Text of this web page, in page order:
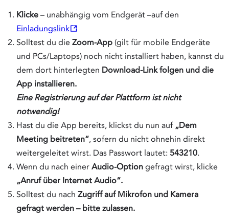
Klicke – unabhängig vom Endgerät –auf den
Einladungslink
Opens
in
new
tab
Solltest du die Zoom-App (gilt für mobile Endgeräte
und PCs/Laptops) noch nicht installiert haben, kannst du
dem dort hinterlegten Download-Link folgen und die
App installieren.
Eine Registrierung auf der Plattform ist nicht
notwendig!
Hast du die App bereits, klickst du nun auf „Dem
Meeting beitreten“, sofern du nicht ohnehin direkt
weitergeleitet wirst. Das Passwort lautet: 543210.
Wenn du nach einer Audio-Option gefragt wirst, klicke
„Anruf über Internet Audio“.
Solltest du nach Zugriff auf Mikrofon und Kamera
gefragt werden – bitte zulassen.